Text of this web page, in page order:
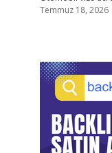
Temmuz 18, 2026